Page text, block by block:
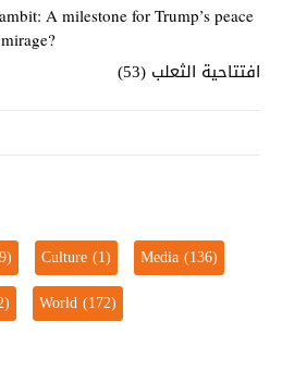
A milestone for Trump’s peace
افتتاحية الثعلب (53)
Culture(1) Media(136)
World(172)